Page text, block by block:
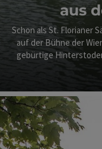
aus
Schon als St. Florianer
auf der Bühne der
gebürtige